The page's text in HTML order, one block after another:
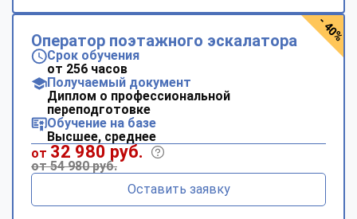
Оператор поэтажного эскалатора
Срок обучения
от 256 часов
Получаемый документ
Диплом о профессиональной
переподготовке
Обучение на базе
Высшее, среднее
от 32 980 руб.
от 54 980 руб.
Оставить заявку
- 40%